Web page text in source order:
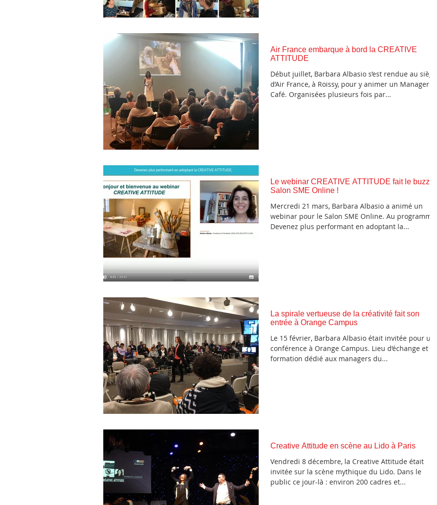
Air France embarque à bord la CREATIVE
ATTITUDE
Début juillet, Barbara Albasio s’est rendue au siège
d’Air France, à Roissy, pour y animer un Manager
Café. Organisées plusieurs fois par...
Le webinar CREATIVE ATTITUDE fait le buzz au
Salon SME Online !
Mercredi 21 mars, Barbara Albasio a animé un
webinar pour le Salon SME Online. Au programme :
Devenez plus performant en adoptant la...
La spirale vertueuse de la créativité fait son
entrée à Orange Campus
Le 15 février, Barbara Albasio était invitée pour une
conférence à Orange Campus. Lieu d’échange et de
formation dédié aux managers du...
Creative Attitude en scène au Lido à Paris
Vendredi 8 décembre, la Creative Attitude était
invitée sur la scène mythique du Lido. Dans le
public ce jour-là : environ 200 cadres et...